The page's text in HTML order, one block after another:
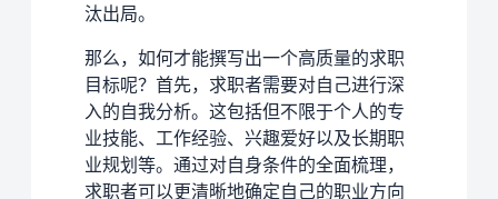
汰出局。
那么，如何才能撰写出一个高质量的求职
目标呢？首先，求职者需要对自己进行深
入的自我分析。这包括但不限于个人的专
业技能、工作经验、兴趣爱好以及长期职
业规划等。通过对自身条件的全面梳理，
求职者可以更清晰地确定自己的职业方向